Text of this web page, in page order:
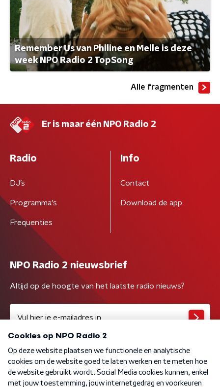
Remember Us van Philine en Melle is deze
week NPO Radio 2 TopSong
Alle fragmenten
Er is maar één NPO Radio 2
Radio
DJ’s
Programma's
Frequenties
Info
Contact
Download de app
NPO Radio 2 nieuwsbrief
Altijd op de hoogte van het laatste radio nieuws?
Algemene voorwaarden